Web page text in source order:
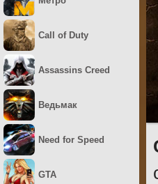
Call of Duty
Assassins Creed
Ведьмак
Need for Speed
GTA